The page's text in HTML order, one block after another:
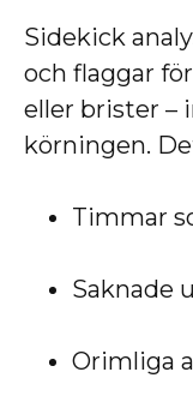
Sidekick
och flaggar
eller brister –
körningen.
Timmar
Saknade
Orimliga